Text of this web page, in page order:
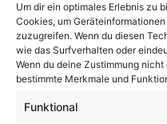
Um dir ein optimales Erlebnis zu
Cookies, um
zuzugreifen. Wenn du diesen
wie das Surfverhalten oder
Wenn du deine Zustimmung
bestimmte Merkmale und
Funktional
oberste
Priorität:
Eine
Hüpfburg
muss
immer